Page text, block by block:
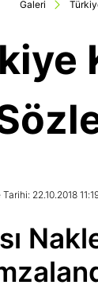
Galeri
22.10.2018